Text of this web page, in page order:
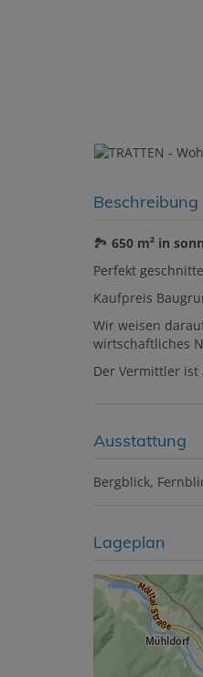
Beschreibung
🏞️ 650 m² in
Perfekt
Kaufpreis
Wir weisen
wirtschaftliches
Der Vermittler ist
Ausstattung
Bergblick
Lageplan